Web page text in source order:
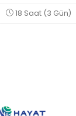
18 Saat (3 Gün)